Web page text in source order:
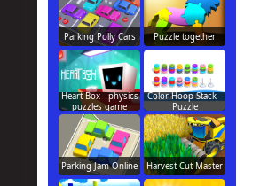
Parking Polly Cars Puzzle together
Heart Box - physics
puzzles game
Color Hoop Stack -
Puzzle
Parking Jam Online Harvest Cut Master